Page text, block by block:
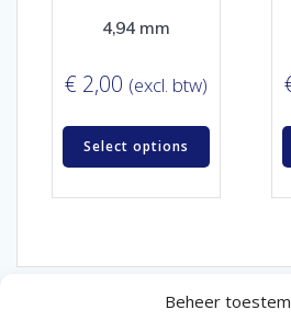
Beheer
4,94 mm
€ 2,00 (excl. btw)
Select options